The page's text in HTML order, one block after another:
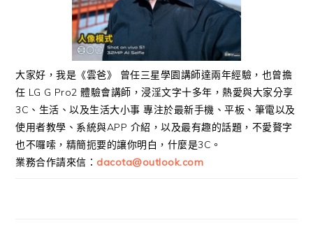
大家好，我是《雲爸》 曾任三星學園講師達兩年經驗，也曾擔
任 LG G Pro2 體驗會講師，浸淫文字十多年，熱愛與大家分享
3C、生活、以及生活大小事 專注於最新手機、平板、筆電以及
使用者教學、系統與APP 介紹，以及最有趣的話題，不愛贅字
也不囉嗦，精簡扼要的讓你明白，什麼是3C。
業務合作請來信： dacota@outlook.com